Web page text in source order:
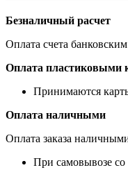
Безналичный расчет
Оплата счета
Оплата пластиковыми
Принимаются
Оплата наличными
Оплата заказа
При самовывозе со